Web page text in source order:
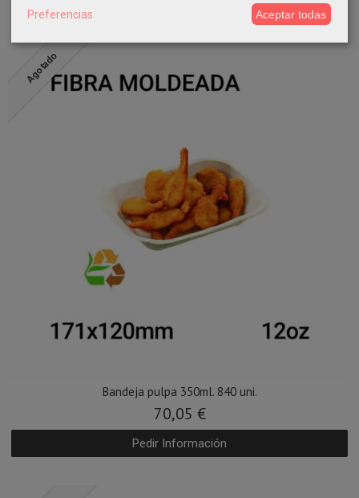
Agotado
Bandeja pulpa 350ml. 840 uni.
70,05 €
Pedir Información
Preferencias Aceptar todas